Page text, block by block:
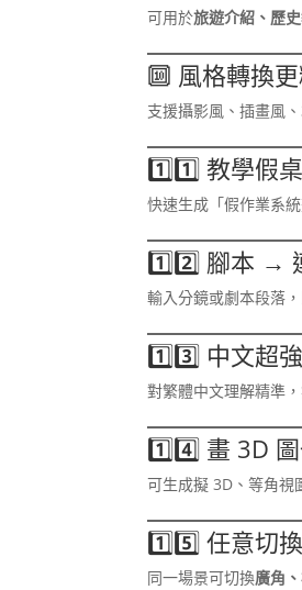
可用於旅遊介紹、歷
🔟 風格轉換
支援攝影風、插畫風
1️⃣1️⃣ 教學假
快速生成「假作業系
1️⃣2️⃣ 腳本 →
輸入分鏡或劇本段落
1️⃣3️⃣ 中文超強
對繁體中文理解精準
1️⃣4️⃣ 畫 3D
可生成擬 3D、等角視
1️⃣5️⃣ 任意切
同一場景可切換廣角